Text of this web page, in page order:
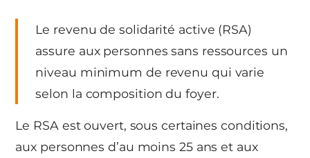
Le revenu de solidarité active (RSA)
assure aux personnes sans ressources un
niveau minimum de revenu qui varie
selon la composition du foyer.
Le RSA est ouvert, sous certaines conditions,
aux personnes d’au moins 25 ans et aux